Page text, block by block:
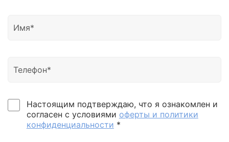
Настоящим подтверждаю, что я ознакомлен и
согласен с условиями оферты и политики
конфиденциальности *